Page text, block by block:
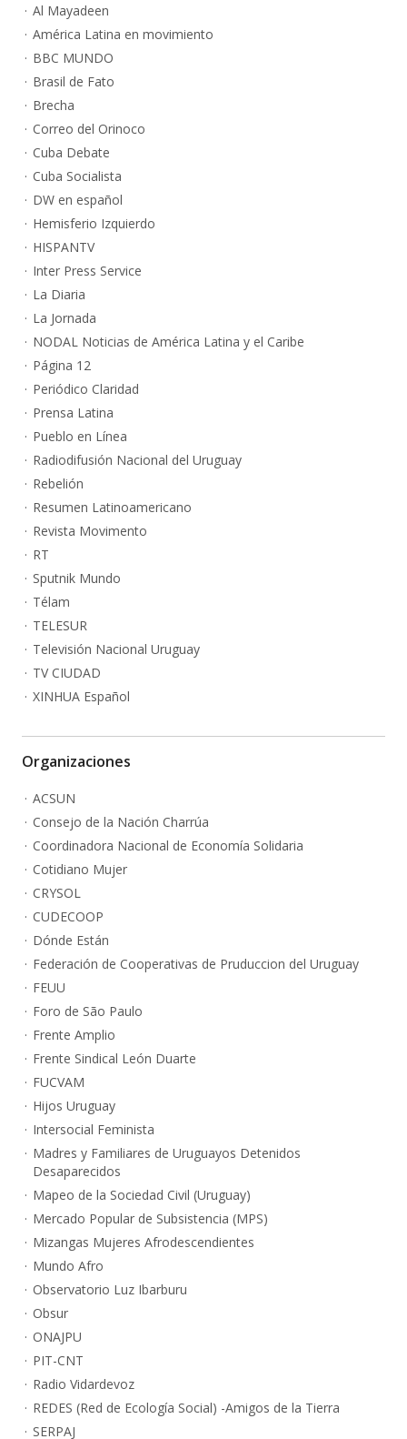
Al Mayadeen
América Latina en movimiento
BBC MUNDO
Brasil de Fato
Brecha
Correo del Orinoco
Cuba Debate
Cuba Socialista
DW en español
Hemisferio Izquierdo
HISPANTV
Inter Press Service
La Diaria
La Jornada
NODAL Noticias de América Latina y el Caribe
Página 12
Periódico Claridad
Prensa Latina
Pueblo en Línea
Radiodifusión Nacional del Uruguay
Rebelión
Resumen Latinoamericano
Revista Movimento
RT
Sputnik Mundo
Télam
TELESUR
Televisión Nacional Uruguay
TV CIUDAD
XINHUA Español
Organizaciones
ACSUN
Consejo de la Nación Charrúa
Coordinadora Nacional de Economía Solidaria
Cotidiano Mujer
CRYSOL
CUDECOOP
Dónde Están
Federación de Cooperativas de Pruduccion del Uruguay
FEUU
Foro de São Paulo
Frente Amplio
Frente Sindical León Duarte
FUCVAM
Hijos Uruguay
Intersocial Feminista
Madres y Familiares de Uruguayos Detenidos
Desaparecidos
Mapeo de la Sociedad Civil (Uruguay)
Mercado Popular de Subsistencia (MPS)
Mizangas Mujeres Afrodescendientes
Mundo Afro
Observatorio Luz Ibarburu
Obsur
ONAJPU
PIT-CNT
Radio Vidardevoz
REDES (Red de Ecología Social) -Amigos de la Tierra
SERPAJ